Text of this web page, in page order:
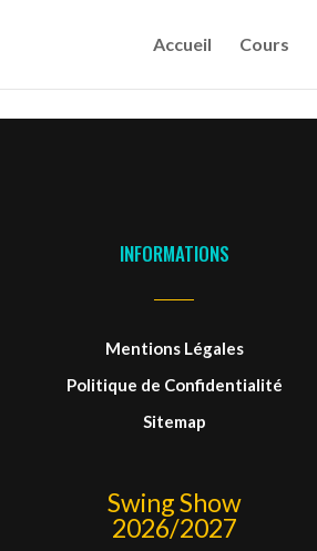
Accueil Cours
INFORMATIONS
Mentions Légales
Politique de Confidentialité
Sitemap
Swing Show
2026/2027